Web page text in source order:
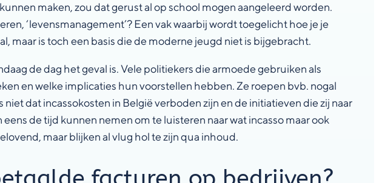
maken, zou dat gerust al op school mogen aangeleerd worden.
‘levensmanagement’? Een vak waarbij wordt toegelicht hoe je je
maar is toch een basis die de moderne jeugd niet is bijgebracht.
de dag het geval is. Vele politiekers die armoede gebruiken als
en welke implicaties hun voorstellen hebben. Ze roepen bvb. nogal
dat incassokosten in België verboden zijn en de initiatieven die zij naar
de tijd kunnen nemen om te luisteren naar wat incasso maar ook
maar blijken al vlug hol te zijn qua inhoud.